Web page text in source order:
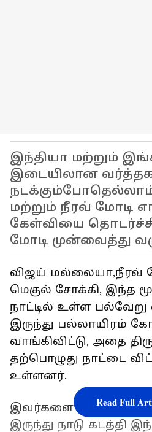
இந்தியா மற்றும்
இடையிலான வர்த்தக
மற்றும் நீரவ் மோடி
கேள்வியை
மோடி முன்வைத்து
விஜய் மல்லையா,நீரவ்
மெகுல் சோக்கி, இந்த
நாட்டில் உள்ள பல்வேறு
இருந்து பல்லாயிரம்
வாங்கிவிட்டு, அதை
தற்பொழுது நாட்டை
உள்ளனர்.
இவர்களை அவர்கள்
இருந்து நாடு கடத்தி
Read Full